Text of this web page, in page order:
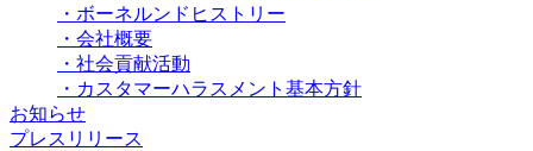
・ボーネルンドヒストリー
・会社概要
・社会貢献活動
・カスタマーハラスメント基本方針
お知らせ
プレスリリース